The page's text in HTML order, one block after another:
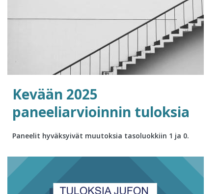
Kevään 2025
paneeliarvioinnin tuloksia
Paneelit hyväksyivät muutoksia tasoluokkiin 1 ja 0.